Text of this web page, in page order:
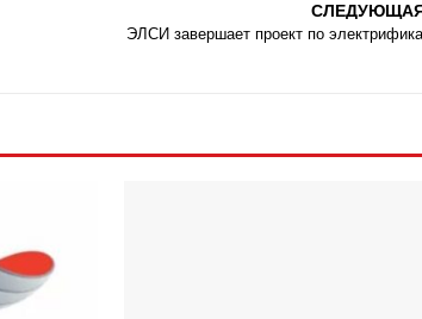
ЭЛСИ завершает проект по